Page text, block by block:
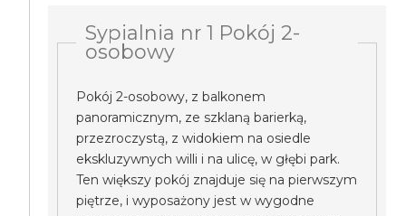
Sypialnia nr 1 Pokój 2-
osobowy
Pokój 2-osobowy, z balkonem
panoramicznym, ze szklaną barierką,
przezroczystą, z widokiem na osiedle
ekskluzywnych willi i na ulicę, w głębi park.
Ten większy pokój znajduje się na pierwszym
piętrze, i wyposażony jest w wygodne